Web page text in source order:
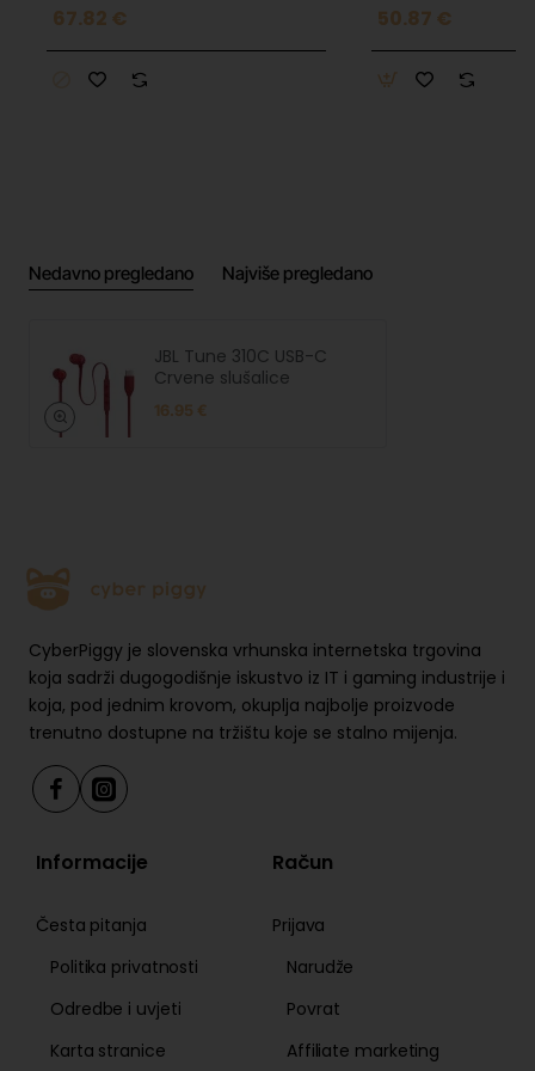
67.82 € 50.87 €
Nedavno pregledano Najviše pregledano
JBL Tune 310C USB-C
Crvene slušalice
16.95 €
CyberPiggy je slovenska vrhunska internetska trgovina
koja sadrži dugogodišnje iskustvo iz IT i gaming industrije i
koja, pod jednim krovom, okuplja najbolje proizvode
trenutno dostupne na tržištu koje se stalno mijenja.
Informacije
Česta pitanja
Politika privatnosti
Odredbe i uvjeti
Karta stranice
Račun
Prijava
Narudže
Povrat
Affiliate marketing